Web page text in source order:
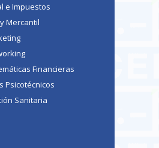
e Impuestos
Mercantil
Financieras
Psicotécnicos
Sanitaria